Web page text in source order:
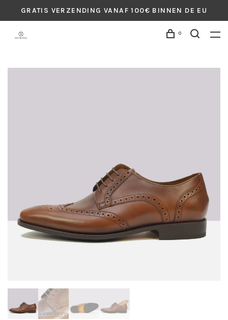
GRATIS VERZENDING VANAF 100€ BINNEN DE EU
0